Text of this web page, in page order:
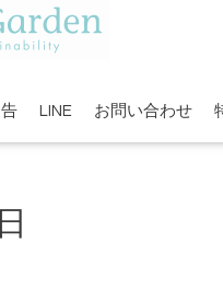
LINE お問い合わせ